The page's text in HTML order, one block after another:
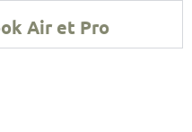
Air et Pro